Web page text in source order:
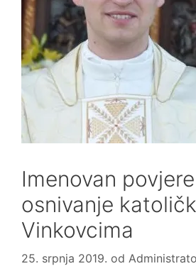
Imenovan
osnivanje
Vinkovcima
25. srpnja 2019. od